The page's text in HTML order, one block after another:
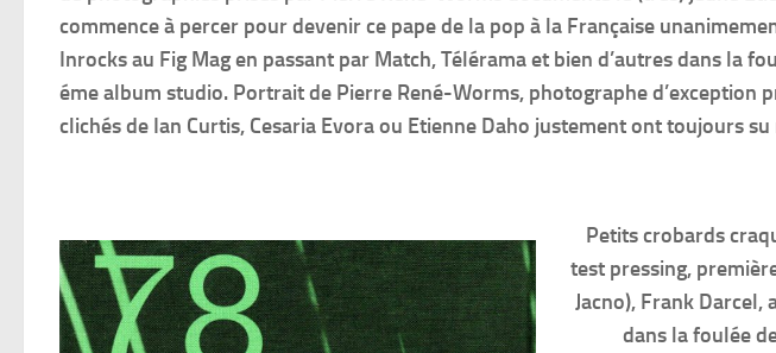
commence à percer pour devenir ce pape de la pop à la Française
Inrocks au Fig Mag en passant par Match, Télérama et bien d’autres dans la
éme album studio. Portrait de Pierre René-Worms, photographe d’exception
clichés de Ian Curtis, Cesaria Evora ou Etienne Daho justement ont toujours
Petits crobards
test pressing,
Jacno), Frank Darcel,
dans la foulée